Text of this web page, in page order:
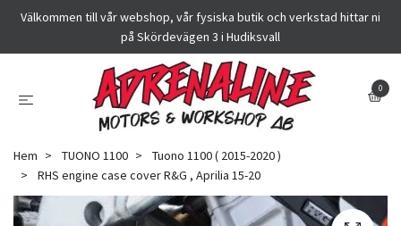
Välkommen till vår webshop, vår fysiska butik och verkstad hittar ni
på Skördevägen 3 i Hudiksvall
0
Hem TUONO 1100
Tuono 1100 ( 2015-2020 )
RHS engine case cover R&G , Aprilia 15-20